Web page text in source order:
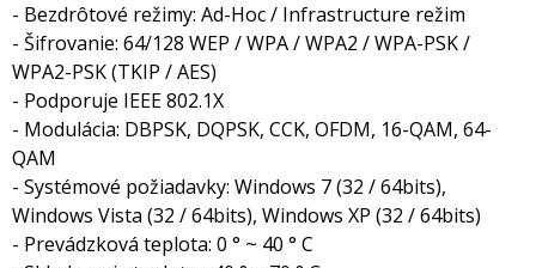
- Bezdrôtové režimy: Ad-Hoc / Infrastructure režim
- Šifrovanie: 64/128 WEP / WPA / WPA2 / WPA-PSK /
WPA2-PSK (TKIP / AES)
- Podporuje IEEE 802.1X
- Modulácia: DBPSK, DQPSK, CCK, OFDM, 16-QAM, 64-
QAM
- Systémové požiadavky: Windows 7 (32 / 64bits),
Windows Vista (32 / 64bits), Windows XP (32 / 64bits)
- Prevádzková teplota: 0 ° ~ 40 ° C